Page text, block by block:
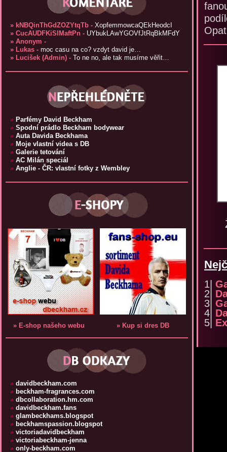
1|
2|
3|
4|
5|
» kNBQinThGdZOZYtqTb - XopfemmowcaQEkHeodcI
» CucAUDFKiSlMaftPn - UYbukLAwYGOVfJtRqBkMFdY
» Anonym -
» Lukas - moc casu na co? vzdyt david je…
» Lucišek (Admin) - To ne no, ale tak musíme věřit…
» Parfémy David Beckham
» Spodní prádlo Beckham bodywear
» Auta Davida Beckhama
» Moje vlastní videa s DB
» Galerie tetování
» AC Milán speciál
» Anglie - ČR: vlastní fotky z Wembley
» E-shop našeho webu » Kup si dres DB
» davidbeckham.com
» beckham-fragrances.com
» dbcollaboration.hm.com
» davidbeckham.fans
» glambeckhams.blogspot
» beckhamspassion.blogspot
» victoriadavidbeckham
» victoriabeckham-jenna
» only-beckham.com